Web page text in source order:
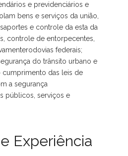
e previdenciários e
bens e serviços da união,
e controle da esta da
controle de entorpecentes,
federais;
do trânsito urbano e
cumprimento das leis de
a segurança
públicos, serviços e
Experiência